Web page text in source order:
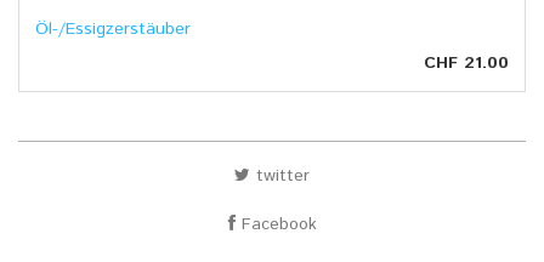
Öl-/Essigzerstäuber
CHF 21.00
twitter
Facebook